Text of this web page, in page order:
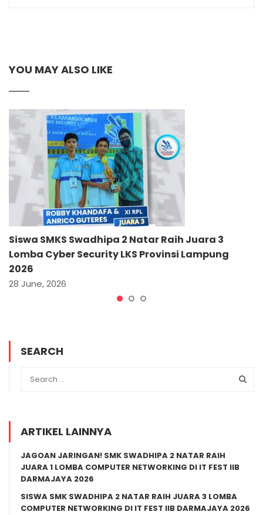
YOU MAY ALSO LIKE
Siswa SMKS Swadhipa 2 Natar Raih Juara 3
Lomba Cyber Security LKS Provinsi Lampung
2026
28 June, 2026
SEARCH
ARTIKEL LAINNYA
JAGOAN JARINGAN! SMK SWADHIPA 2 NATAR RAIH
JUARA 1 LOMBA COMPUTER NETWORKING DI IT FEST IIB
DARMAJAYA 2026
SISWA SMK SWADHIPA 2 NATAR RAIH JUARA 3 LOMBA
COMPUTER NETWORKING DI IT FEST IIB DARMAJAYA 2026